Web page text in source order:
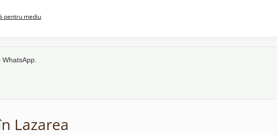
pentru mediu
Lazarea